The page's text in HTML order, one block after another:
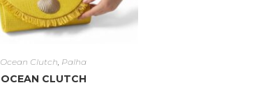
Ocean Clutch, Palha
OCEAN CLUTCH